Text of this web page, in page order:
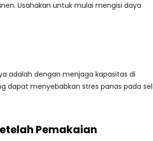
Usahakan untuk mulai mengisi daya
adalah dengan menjaga kapasitas di
dapat menyebabkan stres panas pada sel
Pemakaian